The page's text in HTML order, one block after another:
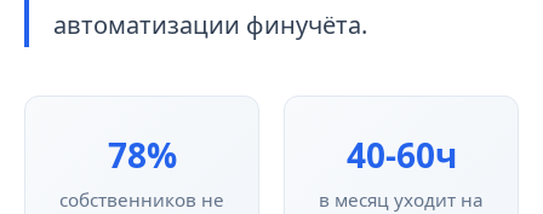
автоматизации финучёта.
78%
собственников не
40-60ч
в месяц уходит на